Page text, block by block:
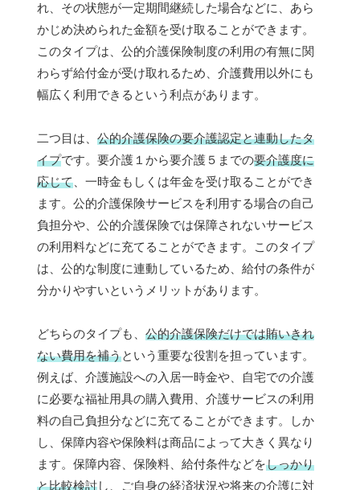
れ、その状態が一定期間継続した場合などに、あら
かじめ決められた金額を受け取ることができます。
このタイプは、公的介護保険制度の利用の有無に関
わらず給付金が受け取れるため、介護費用以外にも
幅広く利用できるという利点があります。
二つ目は、 公的介護保険の要介護認定と連動したタ
イプです。要介護１から要介護５までの要介護度に
応じて 、一時金もしくは年金を受け取ることができ
ます。公的介護保険サービスを利用する場合の自己
負担分や、公的介護保険では保障されないサービス
の利用料などに充てることができます。このタイプ
は、公的な制度に連動しているため、給付の条件が
分かりやすいというメリットがあります。
どちらのタイプも、 公的介護保険だけでは賄いきれ
ない費用を補うという重要な役割を担っています。
例えば、介護施設への入居一時金や、自宅での介護
に必要な福祉用具の購入費用、介護サービスの利用
料の自己負担分などに充てることができます。しか
し、保障内容や保険料は商品によって大きく異なり
ます。保障内容、保険料、給付条件などをしっかり
と比較検討し、ご自身の経済状況や将来の介護に対